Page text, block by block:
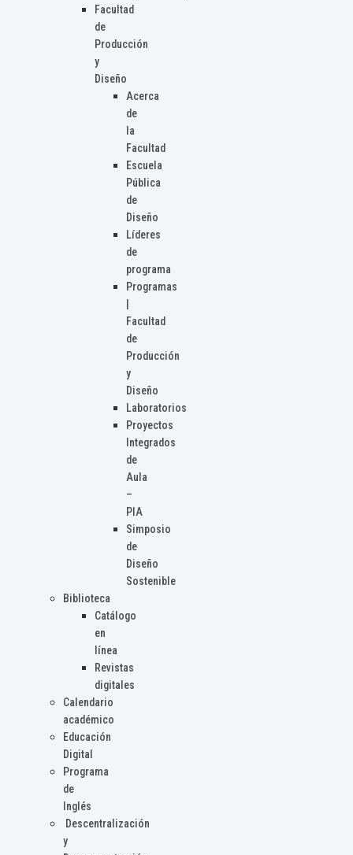
Facultad
de
Producción
y
Diseño
Acerca
de
la
Facultad
Escuela
Pública
de
Diseño
Líderes
de
programa
Programas
Facultad
de
Producción
y
Diseño
Laboratorios
Proyectos
Integrados
de
Aula
–
PIA
Simposio
de
Diseño
Sostenible
Biblioteca
Catálogo
en
línea
Revistas
digitales
Calendario
académico
Educación
Digital
Programa
de
Inglés
Descentralización
y